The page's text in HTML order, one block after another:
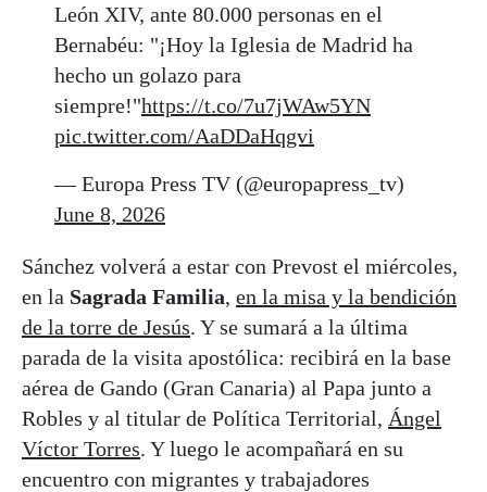
León XIV, ante 80.000 personas en el
Bernabéu: "¡Hoy la Iglesia de Madrid ha
hecho un golazo para
siempre!"https://t.co/7u7jWAw5YN
pic.twitter.com/AaDDaHqgvi
— Europa Press TV (@europapress_tv)
June 8, 2026
Sánchez volverá a estar con Prevost el miércoles,
en la Sagrada Familia, en la misa y la bendición
de la torre de Jesús. Y se sumará a la última
parada de la visita apostólica: recibirá en la base
aérea de Gando (Gran Canaria) al Papa junto a
Robles y al titular de Política Territorial, Ángel
Víctor Torres. Y luego le acompañará en su
encuentro con migrantes y trabajadores